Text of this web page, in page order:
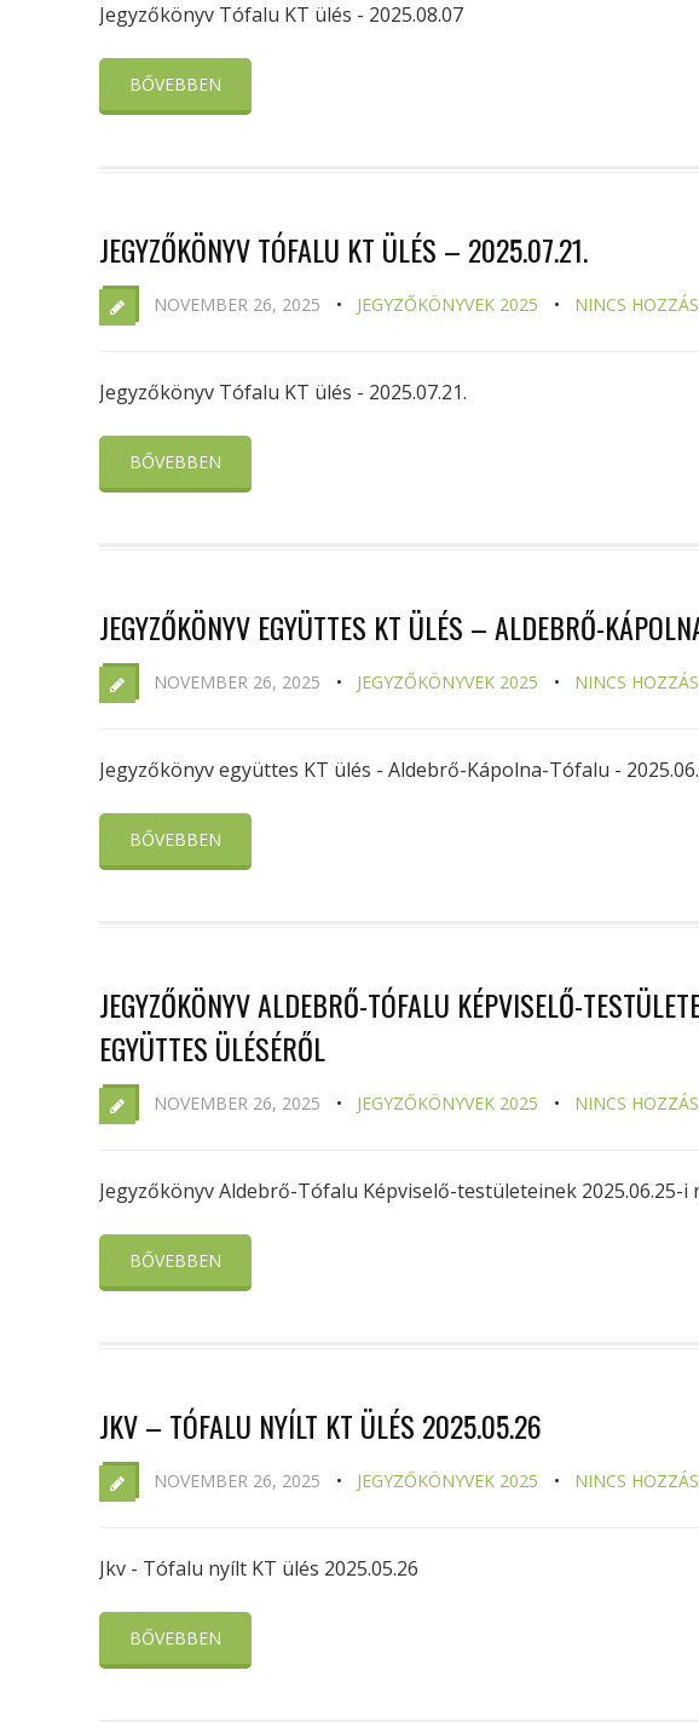
Jegyzőkönyv Tófalu KT ülés - 2025.08.07
BŐVEBBEN
JEGYZŐKÖNYV TÓFALU KT ÜLÉS – 2025.07.21.
NOVEMBER 26, 2025 JEGYZŐKÖNYVEK 2025 NINCS
Jegyzőkönyv Tófalu KT ülés - 2025.07.21.
BŐVEBBEN
JEGYZŐKÖNYV EGYÜTTES KT ÜLÉS – ALDEBRŐ-
NOVEMBER 26, 2025 JEGYZŐKÖNYVEK 2025 NINCS
Jegyzőkönyv együttes KT ülés - Aldebrő-Kápolna-Tófalu -
BŐVEBBEN
JEGYZŐKÖNYV ALDEBRŐ-TÓFALU KÉPVISELŐ-
EGYÜTTES ÜLÉSÉRŐL
NOVEMBER 26, 2025 JEGYZŐKÖNYVEK 2025 NINCS
Jegyzőkönyv Aldebrő-Tófalu Képviselő-testületeinek 2025.06.25-
BŐVEBBEN
JKV – TÓFALU NYÍLT KT ÜLÉS 2025.05.26
NOVEMBER 26, 2025 JEGYZŐKÖNYVEK 2025 NINCS
Jkv - Tófalu nyílt KT ülés 2025.05.26
BŐVEBBEN